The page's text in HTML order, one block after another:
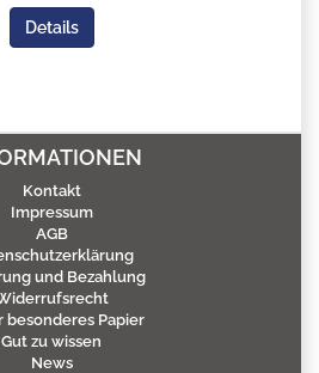
Details
Kontakt
Impressum
AGB
und Bezahlung
besonderes Papier
Gut zu wissen
News